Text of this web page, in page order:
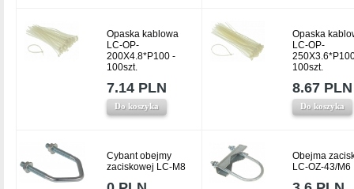
Opaska kablowa
LC-OP-
200X4.8*P100 -
100szt.
7.14 PLN
Do koszyka
Opaska
LC-OP-
100szt.
8.67 PLN
Do koszyka
Cybant obejmy
zaciskowej LC-M8
Obejma
LC-OZ-43/M6